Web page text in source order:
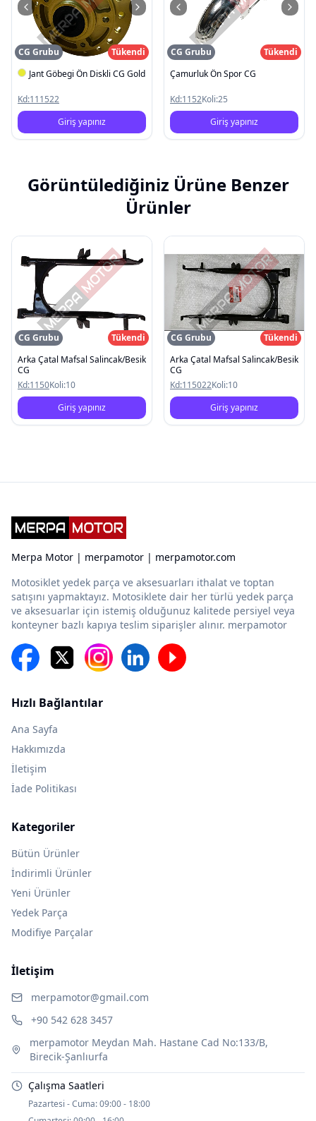
CG Grubu
Tükendi
Jant Göbegi Ön Diskli CG Gold
Kd:111522
Giriş yapınız
CG Grubu
Tükendi
Çamurluk Ön Spor CG
Kd:1152Koli:25
Giriş yapınız
Görüntülediğiniz Ürüne Benzer
Ürünler
CG Grubu
Tükendi
Arka Çatal Mafsal Salincak/Besik
CG
Kd:1150Koli:10
Giriş yapınız
CG Grubu
Tükendi
Arka Çatal Mafsal Salincak/Besik
CG
Kd:115022Koli:10
Giriş yapınız
Merpa Motor | merpamotor | merpamotor.com
Motosiklet yedek parça ve aksesuarları ithalat ve toptan
satışını yapmaktayız. Motosiklete dair her türlü yedek parça
ve aksesuarlar için istemiş olduğunuz kalitede persiyel veya
konteyner bazlı kapıya teslim siparişler alınır. merpamotor
Hızlı Bağlantılar
Ana Sayfa
Hakkımızda
İletişim
İade Politikası
Kategoriler
Bütün Ürünler
İndirimli Ürünler
Yeni Ürünler
Yedek Parça
Modifiye Parçalar
İletişim
merpamotor@gmail.com
+90 542 628 3457
merpamotor Meydan Mah. Hastane Cad No:133/B,
Birecik-Şanlıurfa
Çalışma Saatleri
Pazartesi - Cuma:09:00 - 18:00